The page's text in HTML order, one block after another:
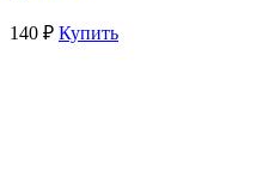
140 ₽ Купить